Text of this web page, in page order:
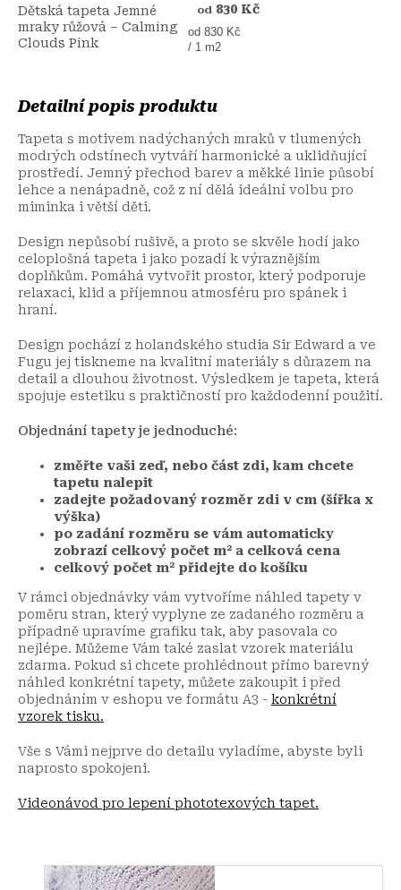
Dětská tapeta Jemné
mraky růžová – Calming
Clouds Pink
od 830 Kč
Měrná
cena:
od 830 Kč
/ 1 m2
Detailní popis produktu
Tapeta s motivem nadýchaných mraků v tlumených
modrých odstínech vytváří harmonické a uklidňující
prostředí. Jemný přechod barev a měkké linie působí
lehce a nenápadně, což z ní dělá ideální volbu pro
miminka i větší děti.
Design nepůsobí rušivě, a proto se skvěle hodí jako
celoplošná tapeta i jako pozadí k výraznějším
doplňkům. Pomáhá vytvořit prostor, který podporuje
relaxaci, klid a příjemnou atmosféru pro spánek i
hraní.
Design pochází z holandského studia Sir Edward a ve
Fugu jej tiskneme na kvalitní materiály s důrazem na
detail a dlouhou životnost. Výsledkem je tapeta, která
spojuje estetiku s praktičností pro každodenní použití.
Objednání tapety je jednoduché:
změřte vaši zeď, nebo část zdi, kam chcete
tapetu nalepit
zadejte požadovaný rozměr zdi v cm (šířka x
výška)
po zadání rozměru se vám automaticky
zobrazí celkový počet m² a celková cena
celkový počet m² přidejte do košíku
V rámci objednávky vám vytvoříme náhled tapety v
poměru stran, který vyplyne ze zadaného rozměru a
případně upravíme grafiku tak, aby pasovala co
nejlépe. Můžeme Vám také zaslat vzorek materiálu
zdarma. Pokud si chcete prohlédnout přímo barevný
náhled konkrétní tapety, můžete zakoupit i před
objednáním v eshopu ve formátu A3 - konkrétní
vzorek tisku.
Vše s Vámi nejprve do detailu vyladíme, abyste byli
naprosto spokojeni.
Videonávod pro lepení phototexových tapet.